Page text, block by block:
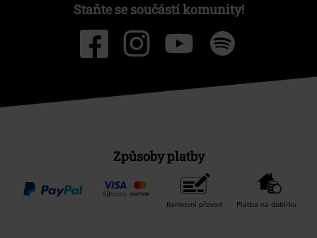
Staňte se součástí komunity!
Způsoby platby
Bankovní převod Platba na dobírku